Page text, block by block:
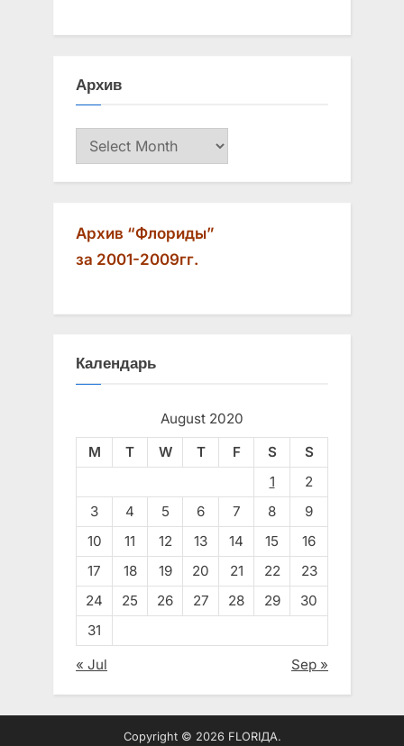
o
Архив
Архив
Архив “Флориды”
за 2001-2009гг.
Календарь
August 2020
M
T W T F S
S
1
2
3
4 5 6 7 8
9
10
11 12 13 14 15
16
17
18 19 20 21 22
23
24
25 26 27 28 29
30
31
« Jul
Sep »
Copyright © 2026 FLORIДА.